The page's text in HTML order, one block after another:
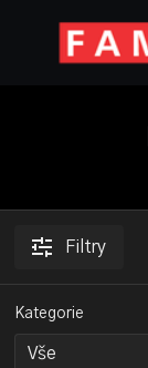
Filtry
Kategorie